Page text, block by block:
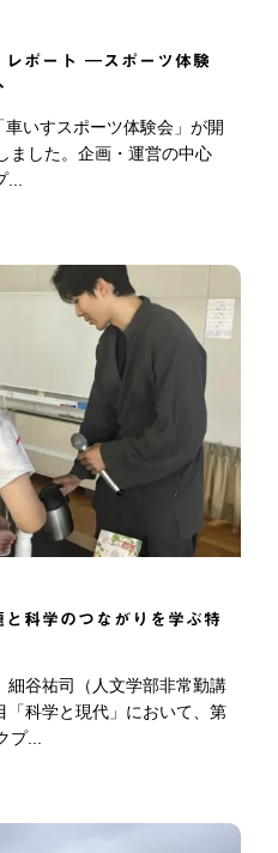
レポート ―スポーツ体験
いすスポーツ体験会」が開
ました。企画・運営の中心
...
と科学のつながりを学ぶ特
谷祐司（人文学部非常勤講
「科学と現代」において、第
...